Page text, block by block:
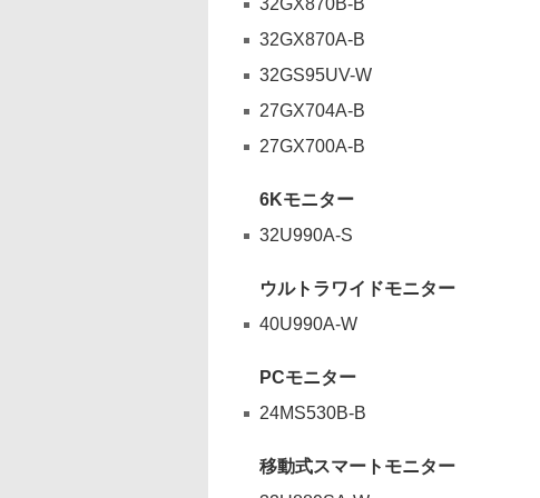
32GX870B-B
32GX870A-B
32GS95UV-W
27GX704A-B
27GX700A-B
6Kモニター
32U990A-S
ウルトラワイドモニター
40U990A-W
PCモニター
24MS530B-B
移動式スマートモニター